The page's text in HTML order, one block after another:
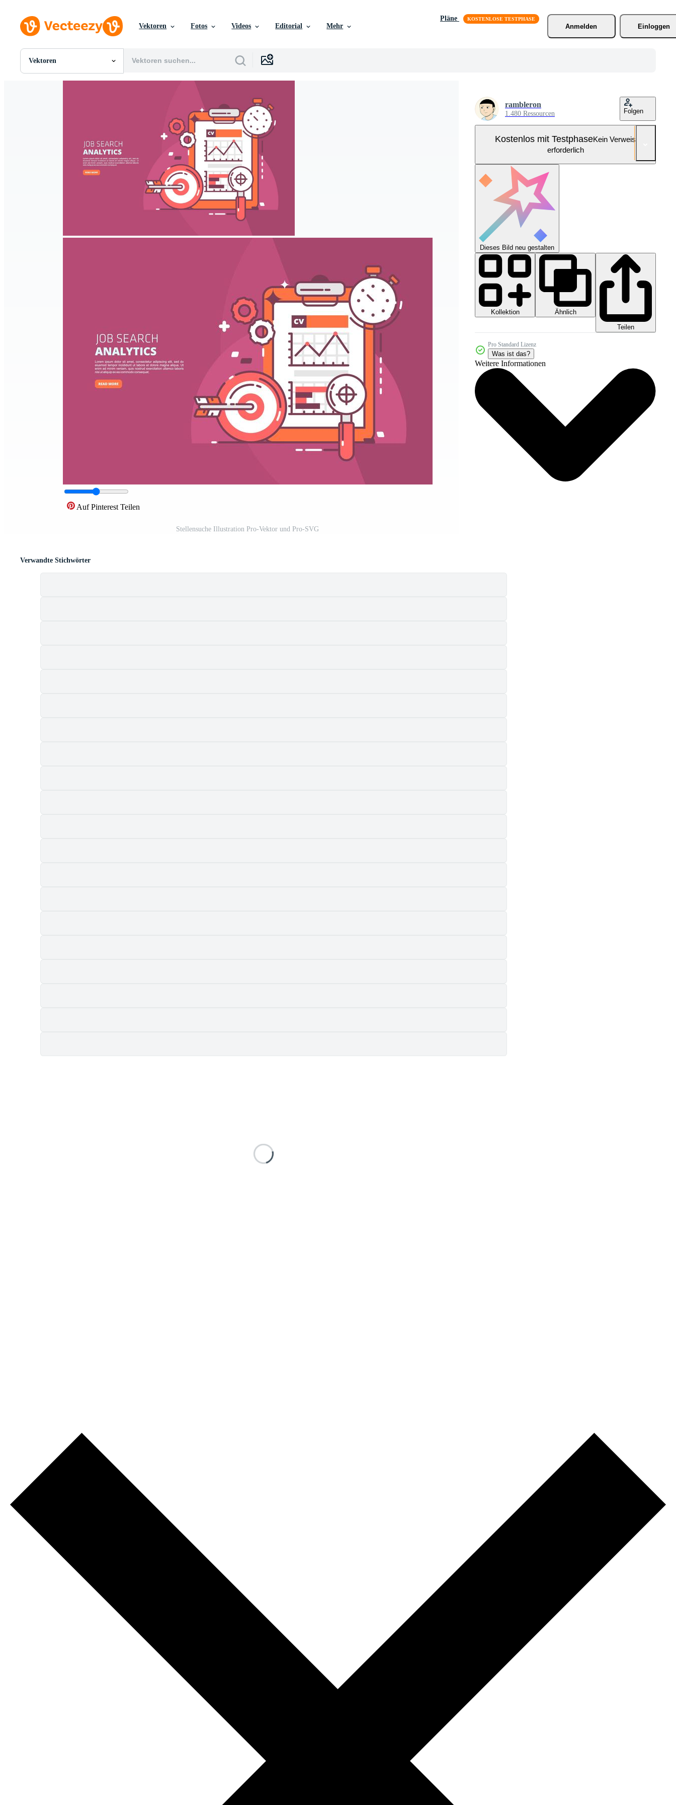
Vektoren Fotos Videos Editorial Mehr
Pläne
Anmelden
Einloggen
Vektoren
Alle Bilder
Motion Graphics
Redaktionelle Bilder
Redaktionelle Ereignisse
Auf Pinterest Teilen
Stellensuche Illustration Pro-Vektor und Pro-SVG
rambleron
1.480 Ressourcen Folgen
Kostenlos mit TestphaseKein Verweis
erforderlich
Dieses Bild neu gestalten
Kollektion
Ähnlich
Teilen
Pro Standard Lizenz
Was ist das?
Weitere Informationen
Verwandte Stichwörter